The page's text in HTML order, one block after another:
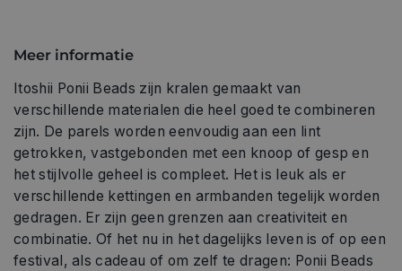
Meer informatie
Itoshii Ponii Beads zijn kralen gemaakt van
verschillende materialen die heel goed te combineren
zijn. De parels worden eenvoudig aan een lint
getrokken, vastgebonden met een knoop of gesp en
het stijlvolle geheel is compleet. Het is leuk als er
verschillende kettingen en armbanden tegelijk worden
gedragen. Er zijn geen grenzen aan creativiteit en
combinatie. Of het nu in het dagelijks leven is of op een
festival, als cadeau of om zelf te dragen: Ponii Beads